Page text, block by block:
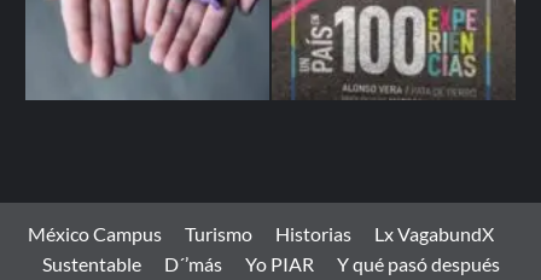
México Campus Turismo Historias
Lx VagabundX
Sustentable
D´’más Yo PIAR Y qué pasó después